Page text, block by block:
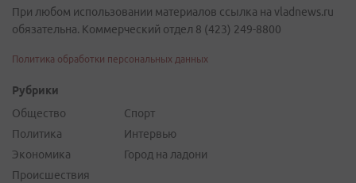
При любом использовании материалов ссылка на vladnews.ru
обязательна. Коммерческий отдел 8 (423) 249-8800
Политика обработки персональных данных
Рубрики
Общество
Политика
Экономика
Происшествия
Спорт
Интервью
Город на ладони